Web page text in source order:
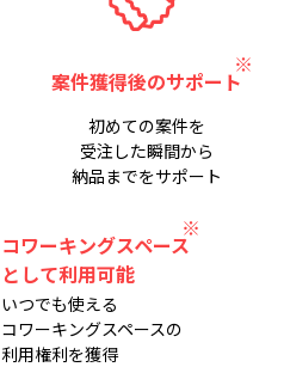
案件獲得後のサポート
初めての案件を
受注した瞬間から
納品までをサポート
コワーキングスペース
として利用可能
いつでも使える
コワーキングスペースの
利用権利を獲得